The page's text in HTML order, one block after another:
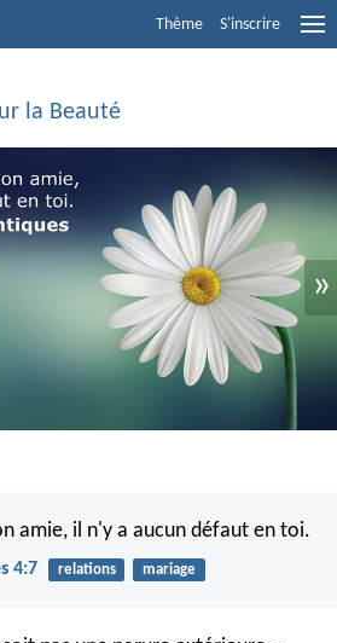
Thème S'inscrire
la Beauté
»
amie, il n'y a aucun défaut en toi.
4:7 relations mariage